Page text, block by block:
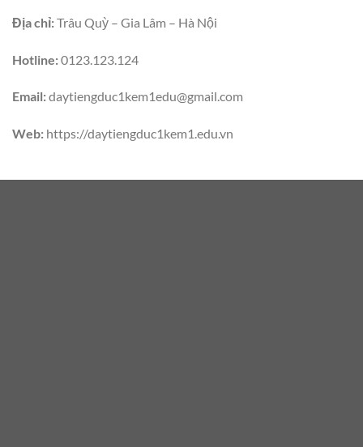
Địa chỉ:Trâu Quỳ – Gia Lâm – Hà Nội
Hotline:0123.123.124
Email:daytiengduc1kem1edu@gmail.com
Web: https://daytiengduc1kem1.edu.vn